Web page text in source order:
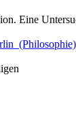
Eine
(Philosophie)